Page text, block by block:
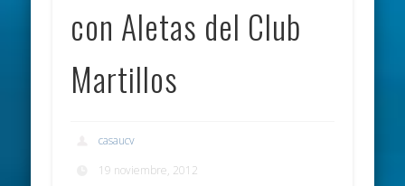
con Aletas del Club
Martillos
casaucv
19 noviembre, 2012